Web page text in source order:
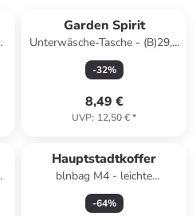
Garden Spirit
Unterwäsche-Tasche - (B)29,5
x (H)17,5 x (T)11,5 cm
(Überraschungsprodukt)
-32%
8,49 €
UVP: 12,50 €*
Hauptstadtkoffer
blnbag M4 - leichte
Reisetasche, faltbar, mit
Rollen, 1.1 kg, 90 L in
-64%